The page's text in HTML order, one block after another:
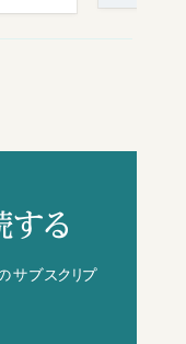
する
サブスクリプ